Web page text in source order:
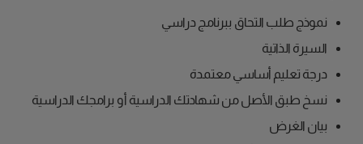
نموذج طلب التحاق ببرنامج دراسي
السيرة الذاتية
درجة تعليم أساسي معتمدة
نسخ طبق الأصل من شهادتك الدراسية أو برامجك الدراسية
بيان الغرض